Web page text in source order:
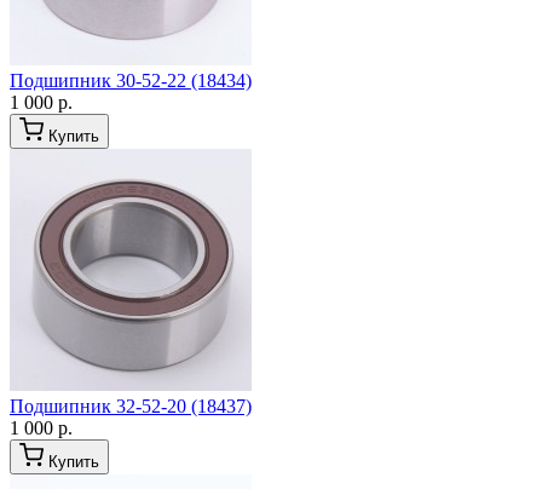
Подшипник 30-52-22 (18434)
1 000 р.
Купить
Подшипник 32-52-20 (18437)
1 000 р.
Купить